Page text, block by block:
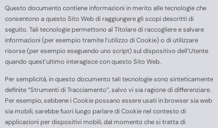
Questo documento contiene informazioni in merito alle tecnologie che
consentono a questo Sito Web di raggiungere gli scopi descritti di
seguito. Tali tecnologie permettono al Titolare di raccogliere e salvare
informazioni (per esempio tramite l’utilizzo di Cookie) o di utilizzare
risorse (per esempio eseguendo uno script) sul dispositivo dell’Utente
quando quest’ultimo interagisce con questo Sito Web.
Per semplicità, in questo documento tali tecnologie sono sinteticamente
definite “Strumenti di Tracciamento”, salvo vi sia ragione di differenziare.
Per esempio, sebbene i Cookie possano essere usati in browser sia web
sia mobili, sarebbe fuori luogo parlare di Cookie nel contesto di
applicazioni per dispositivi mobili, dal momento che si tratta di